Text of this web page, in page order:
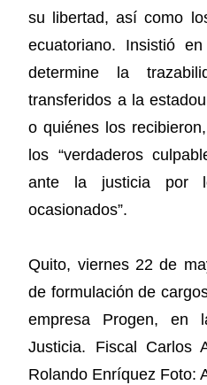
su libertad, así como
ecuatoriano. Insistió
determine la
transferidos a la
o quiénes los
los “verdaderos
ante la justicia por
ocasionados”.
Quito, viernes 22 de
de formulación de
empresa Progen, en
Justicia. Fiscal Carlos
Rolando Enríquez Foto: